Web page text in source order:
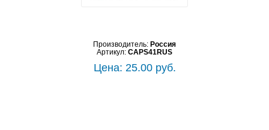
Производитель: Россия
Артикул: CAPS41RUS
Цена: 25.00 руб.